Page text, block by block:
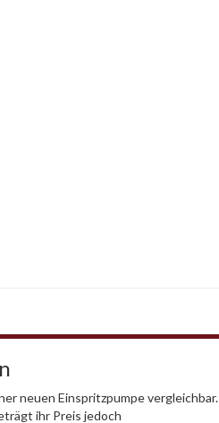
neuen Einspritzpumpe vergleichbar.
ihr Preis jedoch